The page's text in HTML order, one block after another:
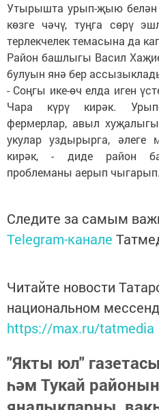
Утырышта урып-җыю белән
көзге чәчү, туңга сөрү
терлекчелек темасына да
Район башлыгы Васил
булуын янә бер
- Соңгы ике-өч елда иген
Чара күрү кирәк.
фермерлар, авыл
укулар уздырырга, әлеге
кирәк, - диде район
проблеманы аерып чыгарып.
Следите за самым
Telegram-канале
Читайте новости
национальном
https://max.ru/tatmedia
"Якты юл"
һәм Тукай